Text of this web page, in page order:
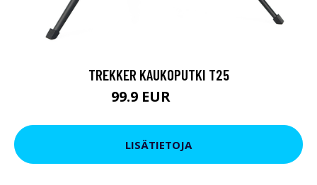
TREKKER KAUKOPUTKI T25
99.9 EUR
LISÄTIETOJA